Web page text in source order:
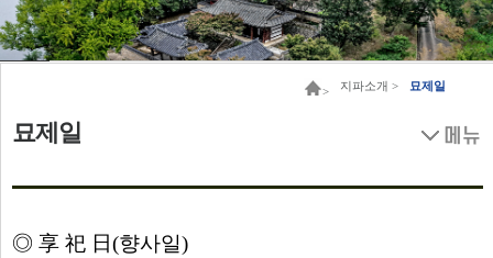
묘제일
> 지파소개 > 묘제일
◎ 享 祀 日(향사일)